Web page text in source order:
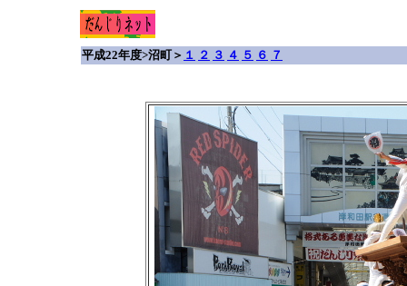
平成22年度>沼町＞ １ ２ ３ ４ ５ ６ ７